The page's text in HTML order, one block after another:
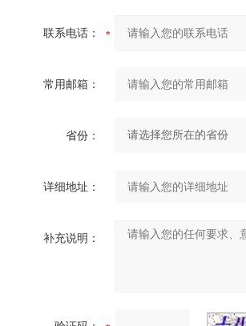
联系电话：
常用邮箱：
省份：
详细地址：
补充说明：